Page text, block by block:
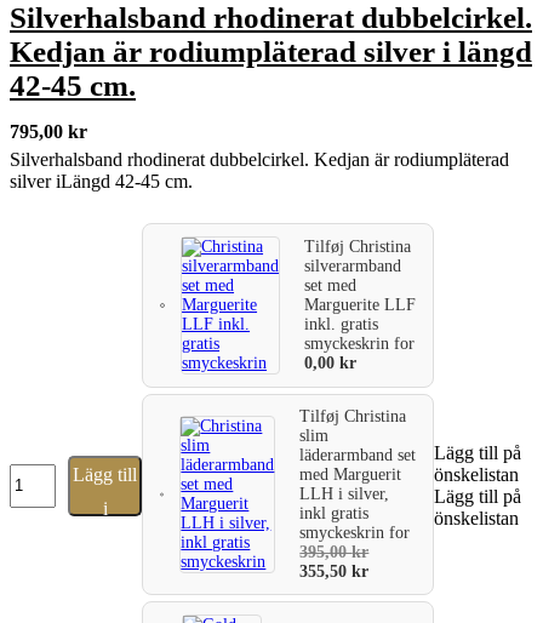
Silverhalsband rhodinerat dubbelcirkel.
Kedjan är rodiumpläterad silver i längd
42-45 cm.
795,00 kr
Silverhalsband rhodinerat dubbelcirkel. Kedjan är rodiumpläterad
silver iLängd 42-45 cm.
Silverhalsband
rhodinerat
dubbelcirkel.
Lägg till
i
TilføjChristina
silverarmband
set med
Marguerite LLF
inkl. gratis
smyckeskrinfor
0,00kr
TilføjChristina
slim
läderarmband set
med Marguerit
LLH i silver,
inkl gratis
smyckeskrinfor
395,00kr
355,50kr
Lägg till på
önskelistan
Lägg till på
önskelistan